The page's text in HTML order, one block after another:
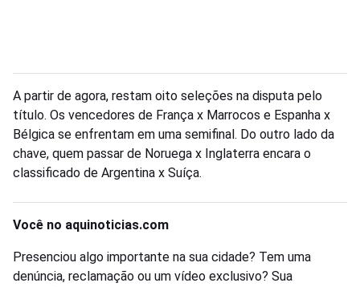
A partir de agora, restam oito seleções na disputa pelo
título. Os vencedores de França x Marrocos e Espanha x
Bélgica se enfrentam em uma semifinal. Do outro lado da
chave, quem passar de Noruega x Inglaterra encara o
classificado de Argentina x Suíça.
Você no aquinoticias.com
Presenciou algo importante na sua cidade? Tem uma
denúncia, reclamação ou um vídeo exclusivo? Sua